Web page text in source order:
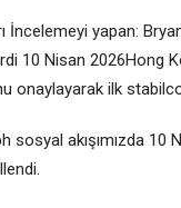
İncelemeyi yapan:
10 Nisan
onaylayarak ilk
akışımızda 10